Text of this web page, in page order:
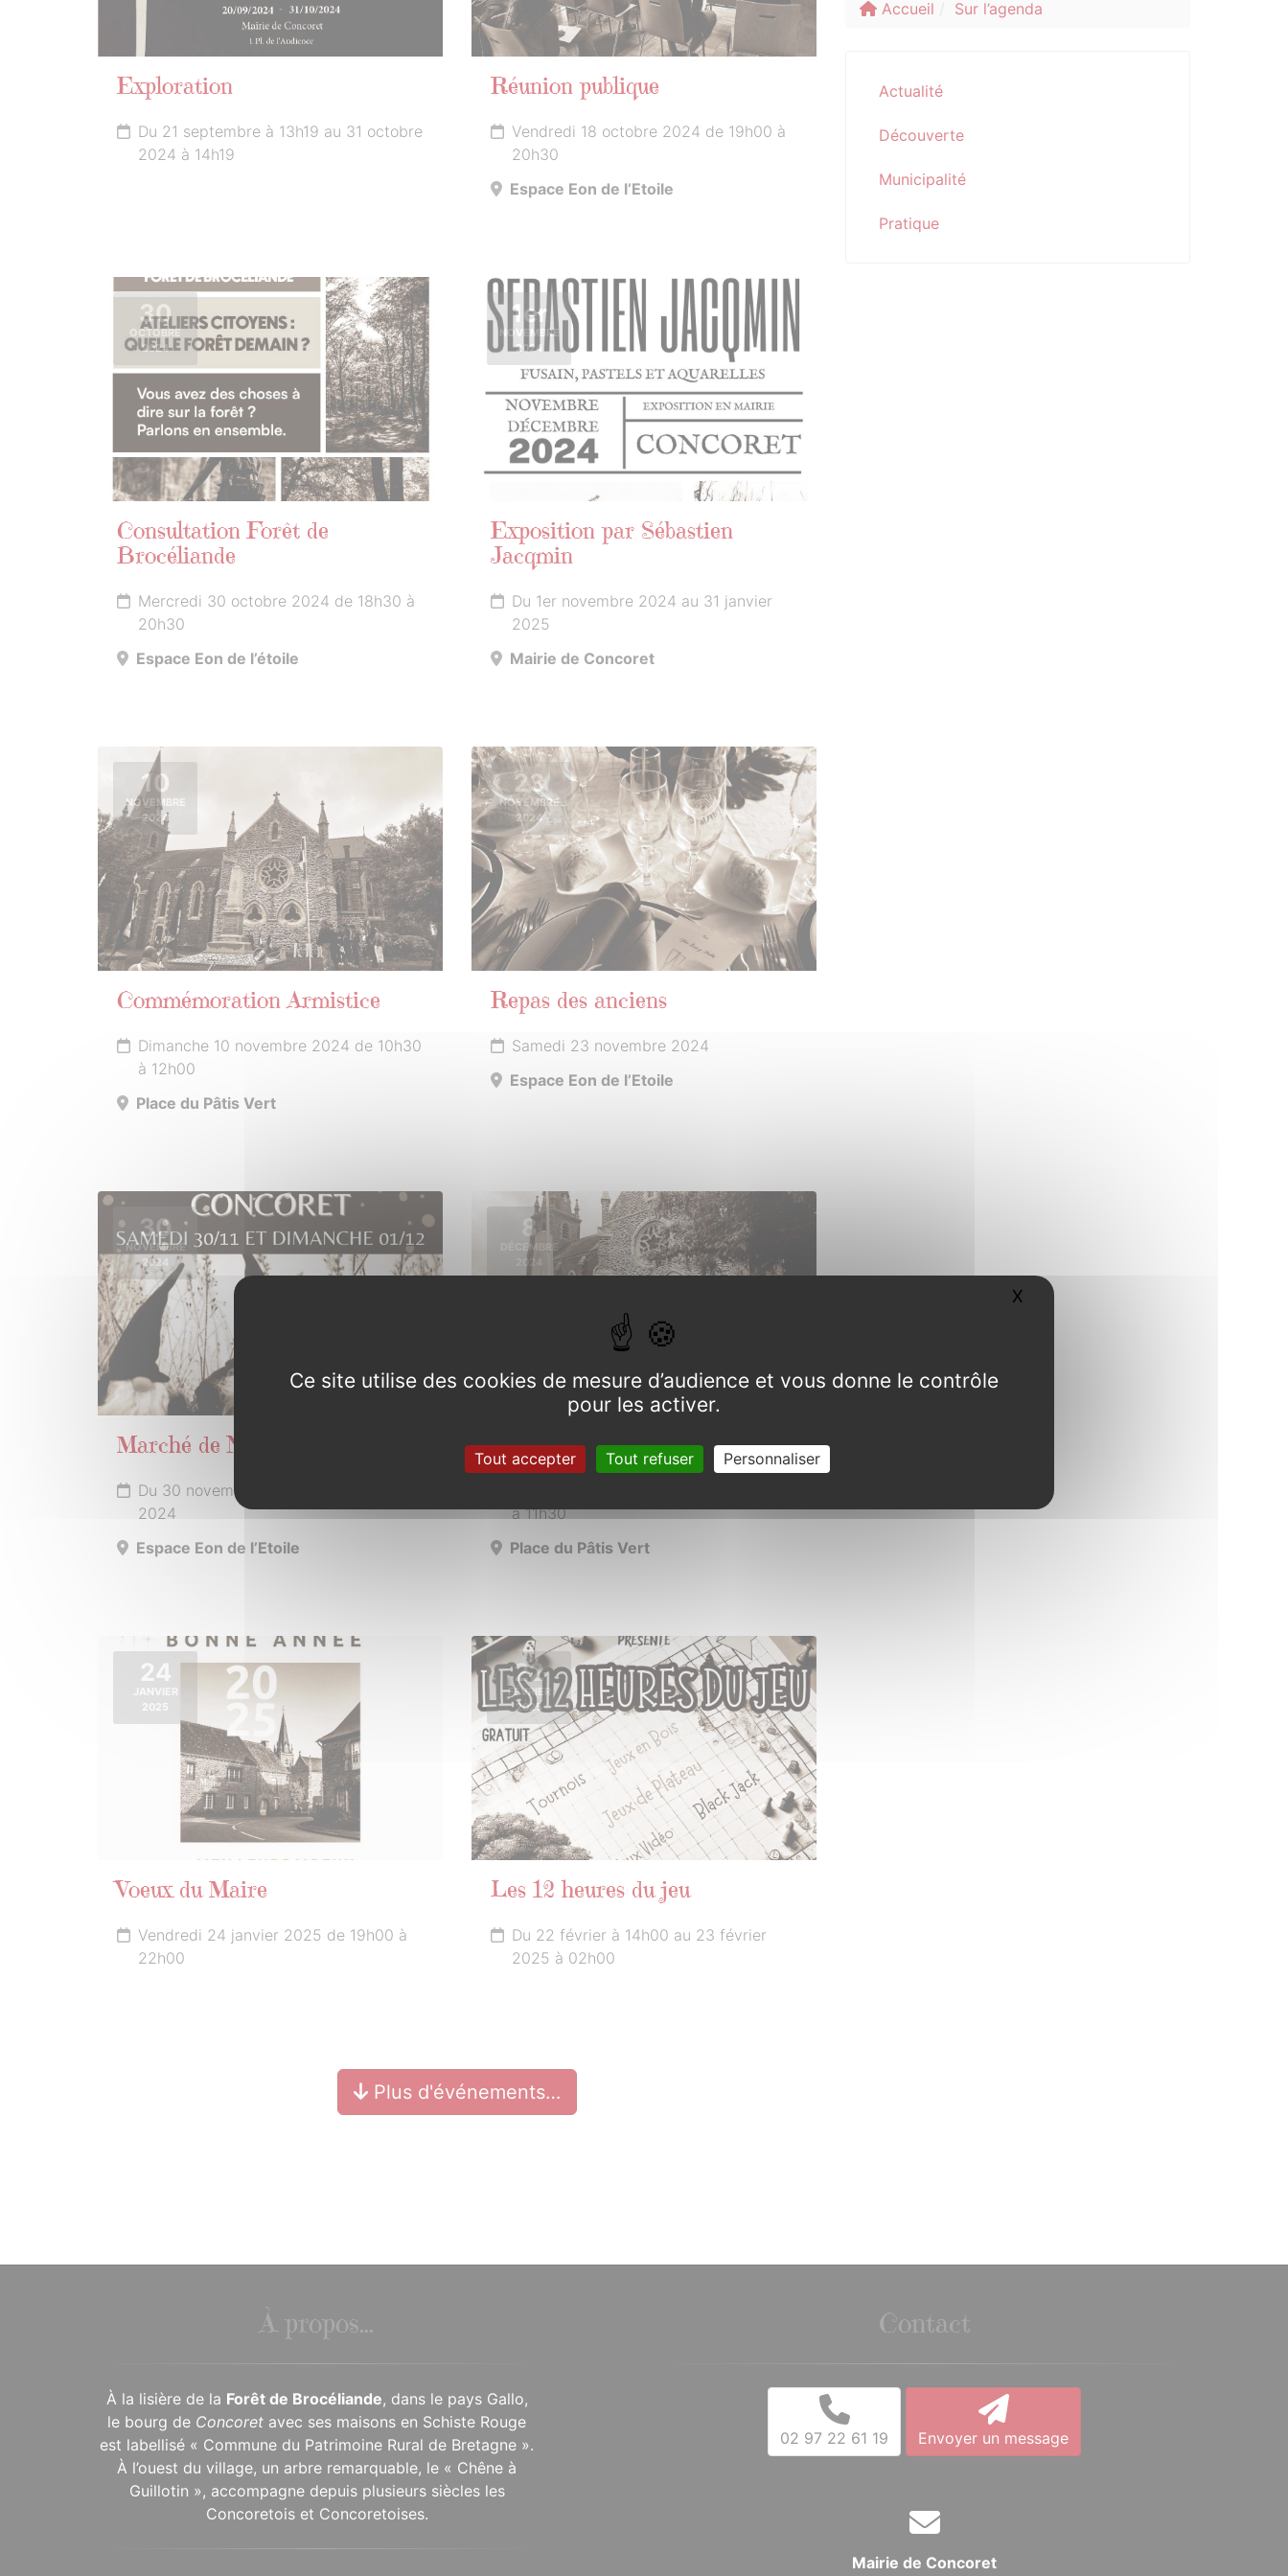
Exploration
Du 21 septembre à 13h19 au 31 octobre
2024 à 14h19
Réunion publique
Vendredi 18 octobre 2024 de 19h00 à
20h30
Espace Eon de l’Etoile
30
OCTOBRE
2024
Consultation Forêt de
Brocéliande
Mercredi 30 octobre 2024 de 18h30 à
20h30
Espace Eon de l’étoile
1er
NOVEMBRE
2024
Exposition par Sébastien
Jacqmin
Du 1er novembre 2024 au 31 janvier
2025
Mairie de Concoret
10
NOVEMBRE
2024
Commémoration Armistice
Dimanche 10 novembre 2024 de 10h30
à 12h00
Place du Pâtis Vert
23
NOVEMBRE
2024
Repas des anciens
Samedi 23 novembre 2024
Espace Eon de l’Etoile
30
NOVEMBRE
2024
Marché de Noël
Du 30 novembre au 1er décembre
2024
Espace Eon de l’Etoile
8
DÉCEMBRE
2024
Commémoration
à 11h30
Place du Pâtis Vert
24
JANVIER
2025
Voeux du Maire
Vendredi 24 janvier 2025 de 19h00 à
22h00
22
FÉVRIER
2025
Les 12 heures du jeu
Du 22 février à 14h00 au 23 février
2025 à 02h00
Plus d'événements…
Accueil Sur l’agenda
Actualité
Découverte
Municipalité
Pratique
À propos...
À la lisière de la Forêt de Brocéliande, dans le pays Gallo,
le bourg de Concoret avec ses maisons en Schiste Rouge
est labellisé « Commune du Patrimoine Rural de Bretagne ».
À l’ouest du village, un arbre remarquable, le « Chêne à
Guillotin », accompagne depuis plusieurs siècles les
Concoretois et Concoretoises.
Contact
02 97 22 61 19 Envoyer un message
Mairie de Concoret
Ce site utilise des cookies de mesure d’audience et vous donne le contrôle
pour les activer.
Tout accepter Tout refuser Personnaliser
X Masquer le bandeau des cookies